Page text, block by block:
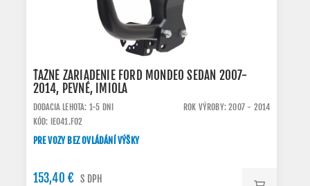
ŤAŽNÉ ZARIADENIE FORD MONDEO SEDAN 2007-
2014, PEVNÉ, IMIOLA
DODACIA LEHOTA: 1-5 DNI
ROK VÝROBY: 2007 - 2014
KÓD: IE041.FO2
PRE VOZY BEZ OVLÁDÁNÍ VÝŠKY
153,40 € S DPH